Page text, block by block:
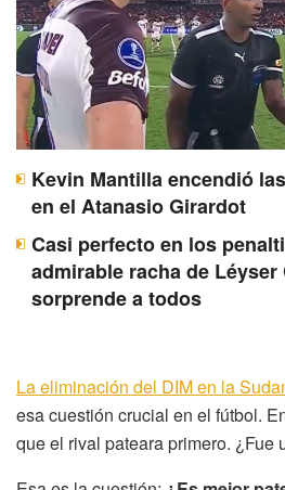
Kevin Mantilla encendió
en el Atanasio Girardot
Casi perfecto en los
admirable racha de Léyser
sorprende a todos
La eliminación del DIM en la
esa cuestión crucial en el fútbol.
que el rival pateara primero. ¿Fue